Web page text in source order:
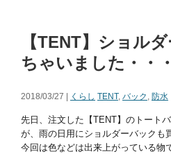
【TENT】ショル
ちゃいました・・・
2018/03/27 | くらし TENT, バック , 防水
先日、注文した【TENT】のトート
が、雨の日用にショルダーバックも
今回は色などは出来上がっている物